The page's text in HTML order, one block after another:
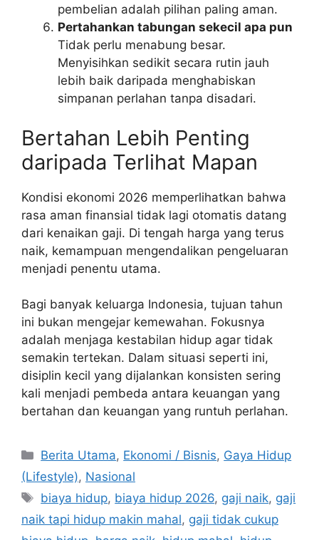
pembelian adalah pilihan paling aman.
Pertahankan tabungan sekecil apa pun
Tidak perlu menabung besar.
Menyisihkan sedikit secara rutin jauh
lebih baik daripada menghabiskan
simpanan perlahan tanpa disadari.
Bertahan Lebih Penting
daripada Terlihat Mapan
Kondisi ekonomi 2026 memperlihatkan bahwa
rasa aman finansial tidak lagi otomatis datang
dari kenaikan gaji. Di tengah harga yang terus
naik, kemampuan mengendalikan pengeluaran
menjadi penentu utama.
Bagi banyak keluarga Indonesia, tujuan tahun
ini bukan mengejar kemewahan. Fokusnya
adalah menjaga kestabilan hidup agar tidak
semakin tertekan. Dalam situasi seperti ini,
disiplin kecil yang dijalankan konsisten sering
kali menjadi pembeda antara keuangan yang
bertahan dan keuangan yang runtuh perlahan.
C
a
e
g
Berita Utama, Ekonomi / Bisnis, Gaya Hidup
(Lifestyle), Nasional
T
a
biaya hidup, biaya hidup 2026, gaji naik, gaji
naik tapi hidup makin mahal, gaji tidak cukup